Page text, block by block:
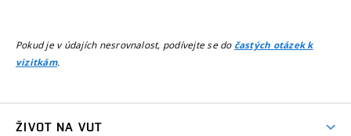
Pokud je v údajích nesrovnalost, podívejte se do častých otázek k
vizitkám.
ŽIVOT NA VUT